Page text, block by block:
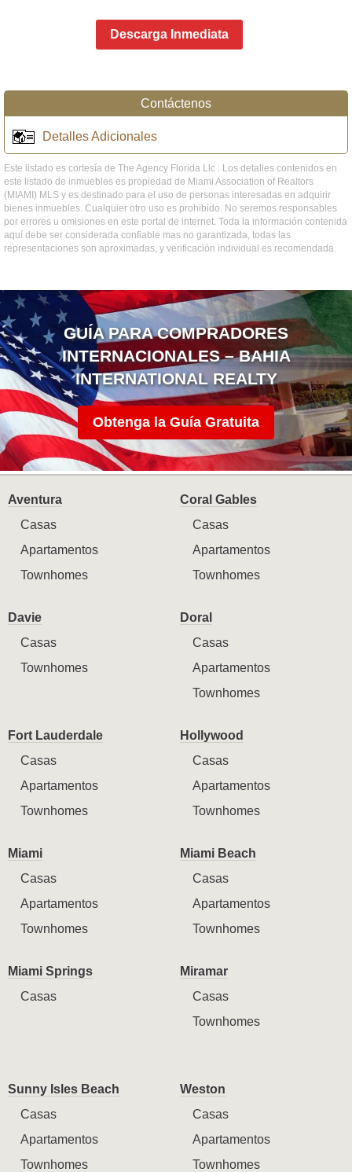
Descarga Inmediata
Contáctenos
Detalles Adicionales
Este listado es cortesía de The Agency Florida Llc . Los detalles contenidos en
este listado de inmuebles es propiedad de Miami Association of Realtors
(MIAMI) MLS y es destinado para el uso de personas interesadas en adquirir
bienes inmuebles. Cualquier otro uso es prohibido. No seremos responsables
por errores u omisiones en este portal de internet. Toda la información contenida
aquí debe ser considerada confiable mas no garantizada, todas las
representaciones son aproximadas, y verificación individual es recomendada.
GUÍA PARA COMPRADORES
INTERNACIONALES – BAHIA
INTERNATIONAL REALTY
Obtenga la Guía Gratuita
Aventura
Casas
Apartamentos
Townhomes
Coral Gables
Casas
Apartamentos
Townhomes
Davie
Casas
Townhomes
Doral
Casas
Apartamentos
Townhomes
Fort Lauderdale
Casas
Apartamentos
Townhomes
Hollywood
Casas
Apartamentos
Townhomes
Miami
Casas
Apartamentos
Townhomes
Miami Beach
Casas
Apartamentos
Townhomes
Miami Springs
Casas
Miramar
Casas
Townhomes
Sunny Isles Beach
Casas
Apartamentos
Townhomes
Weston
Casas
Apartamentos
Townhomes